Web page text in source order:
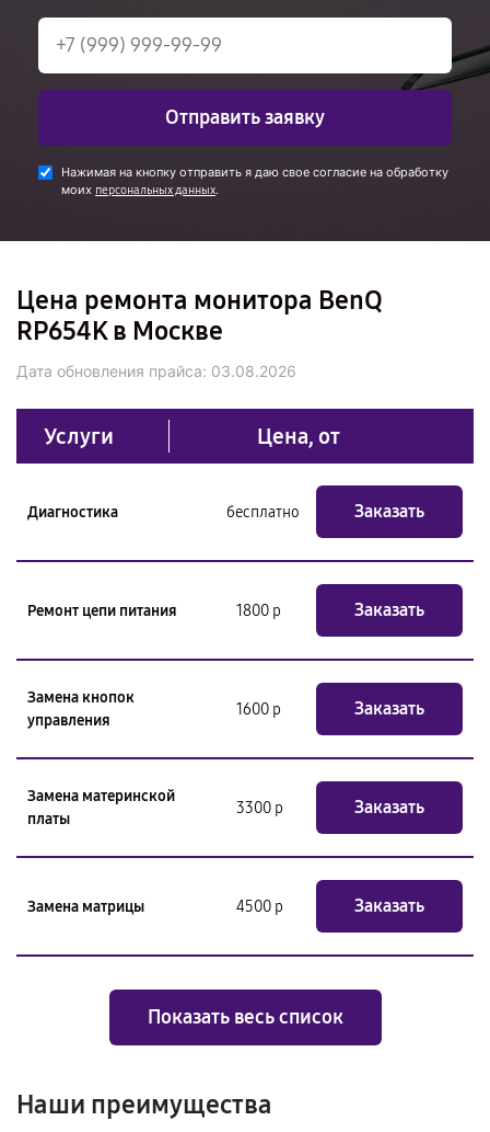
Отправить заявку
Нажимая на кнопку отправить я даю свое согласие на обработку
моих персональных данных.
Цена ремонта монитора BenQ
RP654K в Москве
Дата обновления прайса: 03.08.2026
Услуги Цена, от
Диагностика бесплатно Заказать
Ремонт цепи питания 1800 р Заказать
Замена кнопок
управления
1600 р Заказать
Замена материнской
платы
3300 р Заказать
Замена матрицы 4500 р Заказать
Показать весь список
Наши преимущества